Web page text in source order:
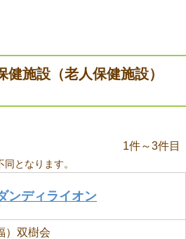
施設（老人保健施設）
1件～3件目
となります。
ンディライオン
）双樹会